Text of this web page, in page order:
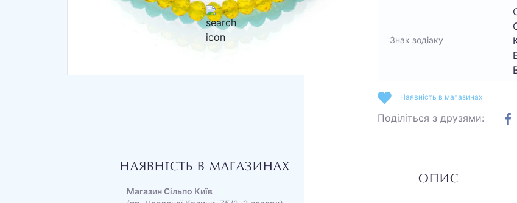
Знак зодіаку
Наявність в магазинах
Поділіться з друзями:
НАЯВНІСТЬ В МАГАЗИНАХ
Магазин Сільпо Київ
ОПИС